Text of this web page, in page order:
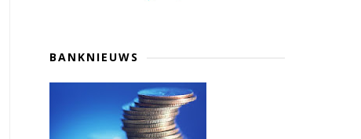
BANKNIEUWS